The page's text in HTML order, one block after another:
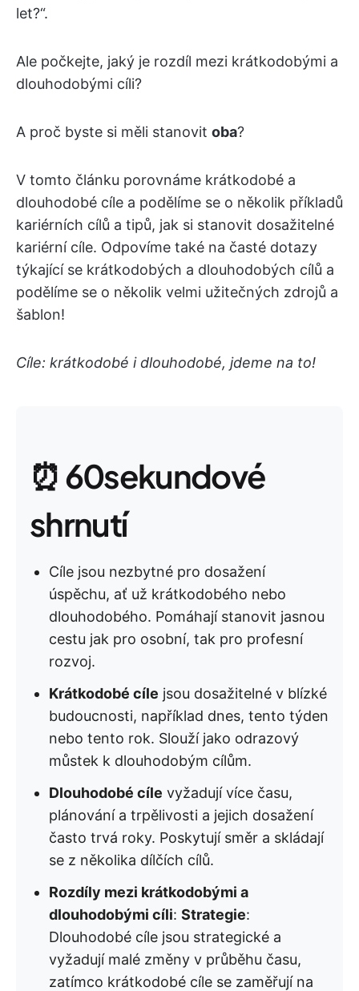
let?“.
Ale počkejte, jaký je rozdíl mezi krátkodobými a
dlouhodobými cíli?
A proč byste si měli stanovit oba?
V tomto článku porovnáme krátkodobé a
dlouhodobé cíle a podělíme se o několik příkladů
kariérních cílů a tipů, jak si stanovit dosažitelné
kariérní cíle. Odpovíme také na časté dotazy
týkající se krátkodobých a dlouhodobých cílů a
podělíme se o několik velmi užitečných zdrojů a
šablon!
Cíle: krátkodobé i dlouhodobé, jdeme na to!
⏰ 60sekundové
shrnutí
Cíle jsou nezbytné pro dosažení
úspěchu, ať už krátkodobého nebo
dlouhodobého. Pomáhají stanovit jasnou
cestu jak pro osobní, tak pro profesní
rozvoj.
Krátkodobé cíle jsou dosažitelné v blízké
budoucnosti, například dnes, tento týden
nebo tento rok. Slouží jako odrazový
můstek k dlouhodobým cílům.
Dlouhodobé cíle vyžadují více času,
plánování a trpělivosti a jejich dosažení
často trvá roky. Poskytují směr a skládají
se z několika dílčích cílů.
Rozdíly mezi krátkodobými a
dlouhodobými cíli: Strategie:
Dlouhodobé cíle jsou strategické a
vyžadují malé změny v průběhu času,
zatímco krátkodobé cíle se zaměřují na